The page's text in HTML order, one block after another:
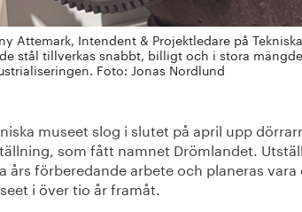
Attemark, Intendent & Projektledare på
stål tillverkas snabbt, billigt och i stora
Foto: Jonas Nordlund
museet slog i slutet på april upp
som fått namnet Drömlandet.
års förberedande arbete och planeras
i över tio år framåt.